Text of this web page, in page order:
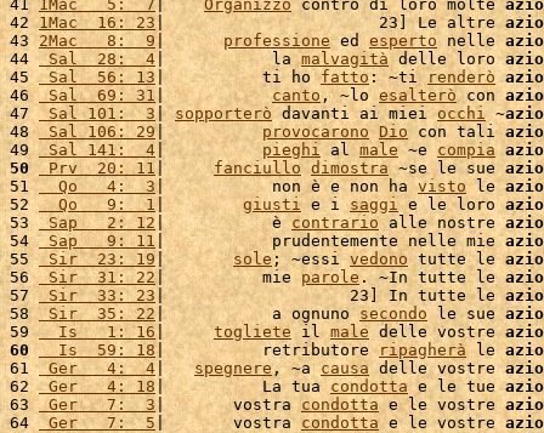
41 1Mac   5:  7| Organizzò contro di loro molte
42 1Mac  16: 23 |                      23] Le altre
43 2Mac   8:  9 | professione ed esperto nelle
44 Sal  28:  4 |           la malvagità delle loro
45 Sal  56: 13 |          ti ho fatto: ~ti renderò
46
Sal  69: 31 | canto , ~lo esalterò con
47 Sal 101:  3| sopporterò davanti ai miei occhi ~
48 Sal 106: 29| provocarono Dio con tali
49 Sal 141:  4 | pieghi al male ~e compia
50
Prv  20: 11 | fanciullo dimostra ~se le sue
51
  Qo   4:  3
|           non è e non ha visto le
52
  Qo   9:  1
| giusti e i saggi e le loro
53 Sap   2: 12 |           è contrario alle nostre
54 Sap   9: 11 |           prudentemente nelle mie
55
Sir  23: 19| sole ; ~essi vedono tutte le
56 Sir  31: 22 |          mie parole . ~In tutte le
57
Sir  33: 23 |                   23] In tutte le
58 Sir  35: 22|           a ognuno secondo le sue
59
  Is   1: 16
| togliete il male delle vostre
60
  Is  59: 18
|          retributore ripagherà le
61 Ger   4:  4 | spegnere , ~a causa delle vostre
62 Ger   4: 18 |          La tua condotta e le tue
63
Ger   7:  3 |       vostra condotta e le vostre
64 Ger   7:  5|       vostra condotta e le vostre